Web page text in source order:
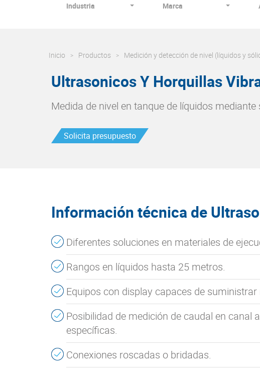
Industria Marca
Inicio Productos Medición y detección de nivel (líquidos y
Ultrasonicos Y Horquillas
Medida de nivel en tanque de líquidos
Solicita presupuesto
Información técnica de
Diferentes soluciones en materiales de
Rangos en líquidos hasta 25 metros.
Equipos con display capaces de
Posibilidad de medición de caudal en
específicas.
Conexiones roscadas o bridadas.